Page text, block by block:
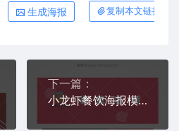
生成海报 复制本文链接
下一篇：
小龙虾餐饮海报模板